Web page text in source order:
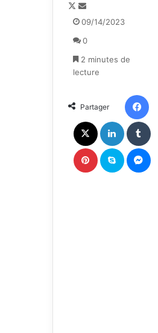
F
o
l
o
w
X
n
o
y
e
n
c
o
u
r
r
09/14/2023
0
2 minutes de
lecture
Partager